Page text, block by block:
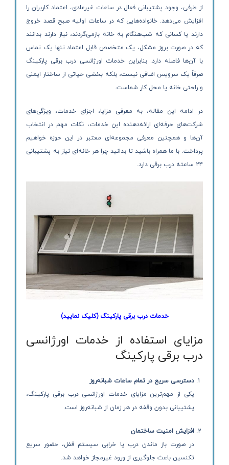
از طرفی، وجود پشتیبانی فعال در ساعات غیرعادی، اعتماد کاربران را
افزایش می‌دهد. خانواده‌هایی که در ساعات اولیه صبح قصد خروج
دارند یا کسانی که شب‌هنگام به خانه بازمی‌گردند، نیاز دارند بدانند
که در صورت بروز مشکل، یک متخصص قابل اعتماد تنها یک تماس
با آن‌ها فاصله دارد. بنابراین خدمات اورژانسی درب برقی پارکینگ
صرفاً یک سرویس اضافی نیست، بلکه بخشی حیاتی از ساختار ایمنی
و راحتی خانه یا محل کار شماست.
در ادامه این مقاله، به معرفی مزایا، اجزای خدمات، ویژگی‌های
شرکت‌های حرفه‌ای ارائه‌دهنده این خدمات، نکات مهم در انتخاب
آن‌ها و همچنین معرفی مجموعه‌ای معتبر در این حوزه خواهیم
پرداخت. با ما همراه باشید تا بدانید چرا هر خانه‌ای نیاز به پشتیبانی
۲۴ ساعته درب برقی دارد.
خدمات درب برقی پارکینگ (کلیک نمایید)
مزایای استفاده از خدمات اورژانسی
درب برقی پارکینگ
دسترسی سریع در تمام ساعات شبانه‌روز
یکی از مهم‌ترین مزایای خدمات اورژانسی درب برقی پارکینگ،
پشتیبانی بدون وقفه در هر زمان از شبانه‌روز است.
افزایش امنیت ساختمان
در صورت باز ماندن درب یا خرابی سیستم قفل، حضور سریع
تکنسین باعث جلوگیری از ورود غیرمجاز خواهد شد.